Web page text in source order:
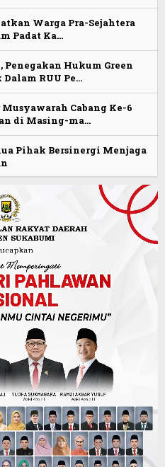
Warga Pra-Sejahtera
Padat Ka…
Penegakan Hukum Green
RUU Pe…
Cabang Ke-6
di Masing-ma…
Pihak Bersinergi Menjaga